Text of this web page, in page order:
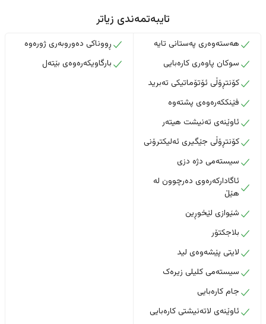
تایبەتمەندی زیاتر
هەستەوەری پەستانی تایە
سوکان پاوەری کارەبایی
کۆنتڕۆڵی ئۆتۆماتیکی تەبرید
فێنککەرەوەی پشتەوە
ئاوێنەی تەنیشت هیتەر
کۆنتڕۆڵی جێگیری ئەلیکترۆنی
سیستەمی دژە دزی
ئاگادارکەرەوی دەرچوون لە
هێڵ
شێوازی لێخوڕین
بلاجکتۆر
لایتی پێشەوەی لید
سیستەمی کلیلی زیرەک
جام کارەبایی
ئاوێنەی لاتەنیشتی کارەبایی
ڕووناکی دەوروبەری ژورەوە
بارگاویکەرەوەی بێتەل